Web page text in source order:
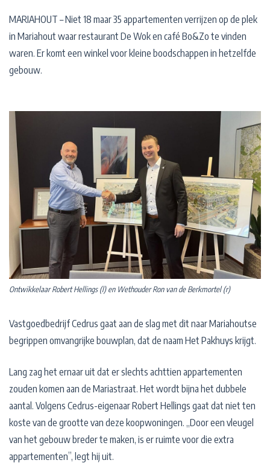
MARIAHOUT – Niet 18 maar 35 appartementen verrijzen op de plek
in Mariahout waar restaurant De Wok en café Bo&Zo te vinden
waren. Er komt een winkel voor kleine boodschappen in hetzelfde
gebouw.
Ontwikkelaar Robert Hellings (l) en Wethouder Ron van de Berkmortel (r)
Vastgoedbedrijf Cedrus gaat aan de slag met dit naar Mariahoutse
begrippen omvangrijke bouwplan, dat de naam Het Pakhuys krijgt.
Lang zag het ernaar uit dat er slechts achttien appartementen
zouden komen aan de Mariastraat. Het wordt bijna het dubbele
aantal. Volgens Cedrus-eigenaar Robert Hellings gaat dat niet ten
koste van de grootte van deze koopwoningen. ,,Door een vleugel
van het gebouw breder te maken, is er ruimte voor die extra
appartementen”, legt hij uit.